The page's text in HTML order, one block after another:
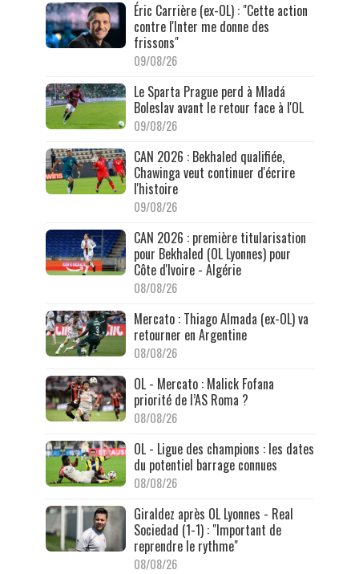
Éric Carrière (ex-OL) : "Cette action
contre l'Inter me donne des
frissons"
09/08/26
Le Sparta Prague perd à Mladá
Boleslav avant le retour face à l'OL
09/08/26
CAN 2026 : Bekhaled qualifiée,
Chawinga veut continuer d'écrire
l'histoire
09/08/26
CAN 2026 : première titularisation
pour Bekhaled (OL Lyonnes) pour
Côte d'Ivoire - Algérie
08/08/26
Mercato : Thiago Almada (ex-OL) va
retourner en Argentine
08/08/26
OL - Mercato : Malick Fofana
priorité de l’AS Roma ?
08/08/26
OL - Ligue des champions : les dates
du potentiel barrage connues
08/08/26
Giraldez après OL Lyonnes - Real
Sociedad (1-1) : "Important de
reprendre le rythme"
08/08/26